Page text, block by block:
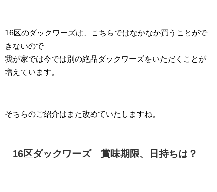
16区のダックワーズは、こちらではなかなか買うことがで
きないので
我が家では今では別の絶品ダックワーズをいただくことが
増えています。
そちらのご紹介はまた改めていたしますね。
16区ダックワーズ 賞味期限、日持ちは？